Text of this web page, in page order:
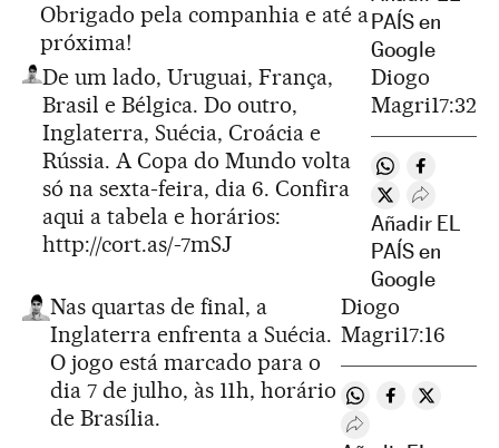
Obrigado pela companhia e até a
próxima!
PAÍS en
Google
De um lado, Uruguai, França,
Brasil e Bélgica. Do outro,
Inglaterra, Suécia, Croácia e
Rússia. A Copa do Mundo volta
só na sexta-feira, dia 6. Confira
aqui a tabela e horários:
http://cort.as/-7mSJ
Diogo
Magri17:32
Compartir en
Compartir en
Añadir EL
PAÍS en
Google
Nas quartas de final, a
Inglaterra enfrenta a Suécia.
O jogo está marcado para o
dia 7 de julho, às 11h, horário
de Brasília.
Diogo
Magri17:16
Compartir en
Compartir en
Desplegar Redes